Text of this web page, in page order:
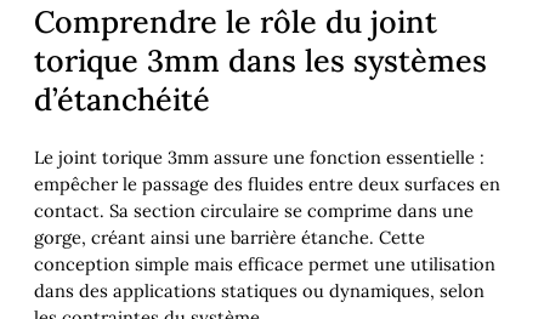
Comprendre le rôle du joint
torique 3mm dans les systèmes
d’étanchéité
Le joint torique 3mm assure une fonction essentielle :
empêcher le passage des fluides entre deux surfaces en
contact. Sa section circulaire se comprime dans une
gorge, créant ainsi une barrière étanche. Cette
conception simple mais efficace permet une utilisation
dans des applications statiques ou dynamiques, selon